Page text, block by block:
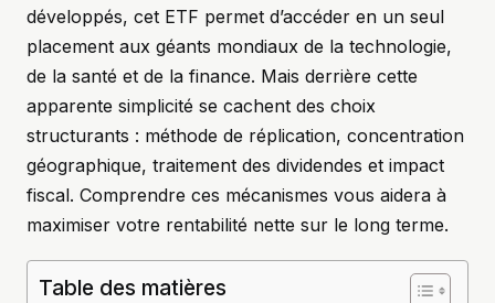
développés, cet ETF permet d’accéder en un seul
placement aux géants mondiaux de la technologie,
de la santé et de la finance. Mais derrière cette
apparente simplicité se cachent des choix
structurants : méthode de réplication, concentration
géographique, traitement des dividendes et impact
fiscal. Comprendre ces mécanismes vous aidera à
maximiser votre rentabilité nette sur le long terme.
Table des matières